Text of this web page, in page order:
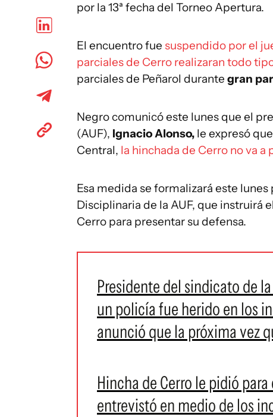
por la 13ª fecha del Torneo Apertura.
El encuentro fue suspendido por el
parciales de Cerro realizaran todo
parciales de Peñarol durante gran
Negro comunicó este lunes que el
(AUF), Ignacio Alonso, le expresó
Central, la hinchada de Cerro no va a
Esa medida se formalizará este
Disciplinaria de la AUF, que instruirá
Cerro para presentar su defensa.
Presidente del sindicato de
un policía fue herido en los
anunció que la próxima vez
Hincha de Cerro le pidió
entrevistó en medio de los